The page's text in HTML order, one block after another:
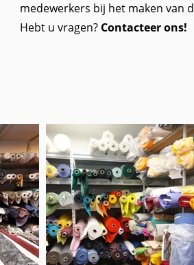
medewerkers bij het maken van
Hebt u vragen? Contacteer ons!